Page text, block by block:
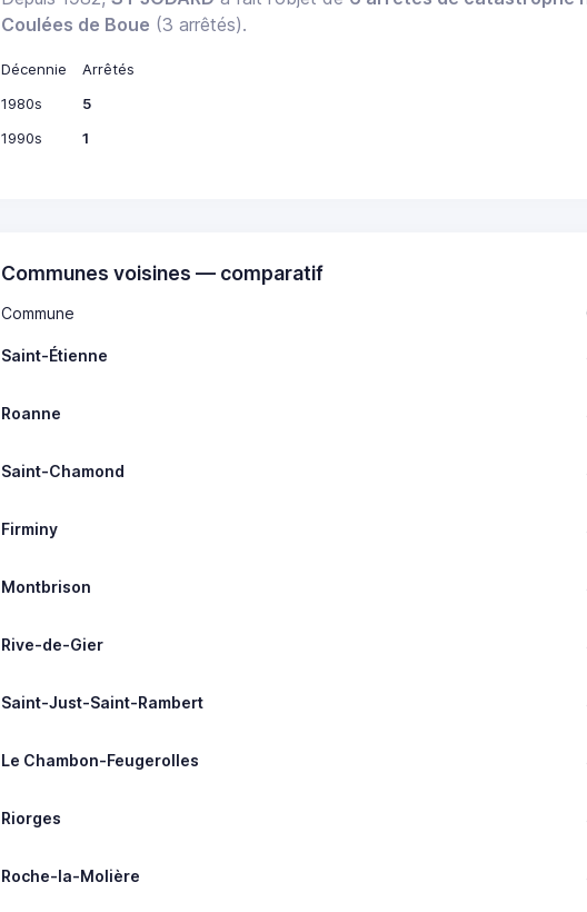
Coulées de Boue (3 arrêtés).
Décennie
Arrêtés
1980s
5
1990s
1
Communes voisines — comparatif
Commune
Saint-Étienne
Roanne
Saint-Chamond
Firminy
Montbrison
Rive-de-Gier
Saint-Just-Saint-Rambert
Le Chambon-Feugerolles
Riorges
Roche-la-Molière